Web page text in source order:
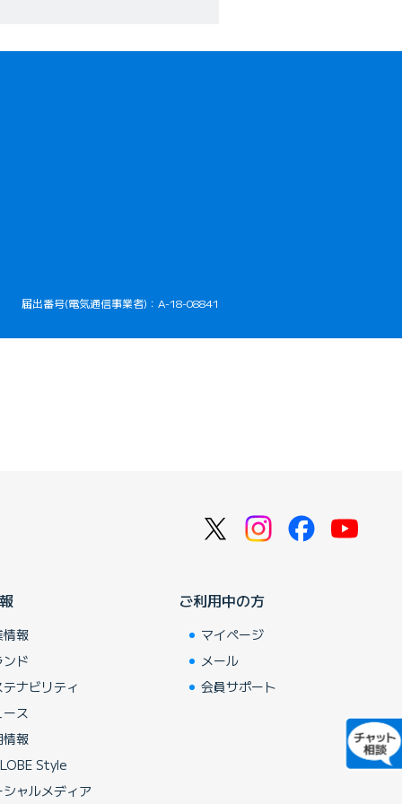
きます）
届出番号(電気通信事業者)：A-18-08841
情報
ンド
ナビリティ
ース
情報
Style
シャルメディア
ご利用中の方
マイページ
メール
会員サポート